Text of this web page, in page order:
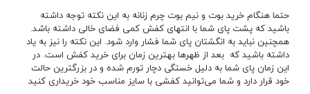
حتما هنگام خرید بوت و نیم بوت چرم زنانه به این نکته توجه داشته
باشید که پشت پای شما با انتهای کفش کمی فضای خالی داشته باشد.
همچنین نباید به انگشتان پای شما فشار وارد شود. این نکته را نیز به یاد
داشته باشید که بعد از ظهرها بهترین زمان برای خرید کفش است. در
این زمان پای شما به دلیل خستگی دچار تورم شده و در بزرگترین حالت
خود قرار دارد و شما می‌توانید کفشی با سایز مناسب خود خریداری کنید